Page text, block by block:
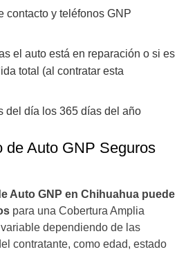
contacto y teléfonos GNP
el auto está en reparación o si es
total (al contratar esta
del día los 365 días del año
de Auto GNP Seguros
Auto GNP en Chihuahua puede
para una Cobertura Amplia
dependiendo de las
contratante, como edad, estado